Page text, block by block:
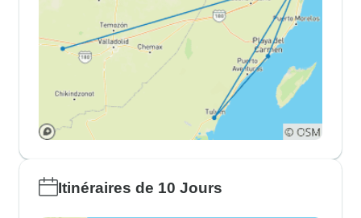
Itinéraires de 10 Jours